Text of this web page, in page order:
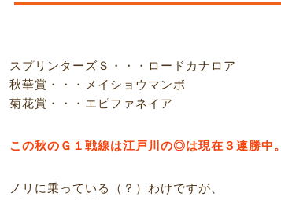
スプリンターズＳ・・・ロードカナロア
秋華賞・・・メイショウマンボ
菊花賞・・・エピファネイア
この秋のＧ１戦線は江戸川の◎は現在３連勝中。
ノリに乗っている（？）わけですが、